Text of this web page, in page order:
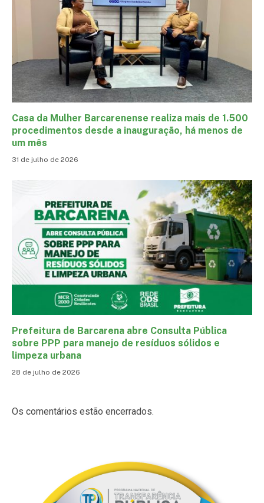
Casa da Mulher Barcarenense realiza mais de 1.500
procedimentos desde a inauguração, há menos de
um mês
31 de julho de 2026
Prefeitura de Barcarena abre Consulta Pública
sobre PPP para manejo de resíduos sólidos e
limpeza urbana
28 de julho de 2026
Os comentários estão encerrados.